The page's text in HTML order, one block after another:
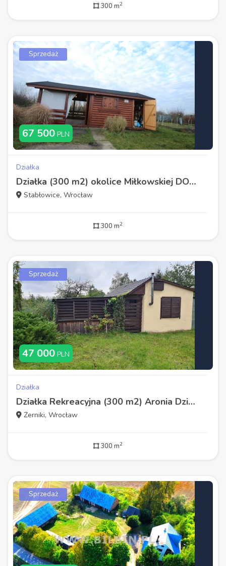
300 m2
Sprzedaż
67 500 PLN
Działka
Działka (300 m2) okolice Miłkowskiej DOMEK/BASEN/MEDIA (Wrocław)
Stabłowice, Wrocław
300 m2
Sprzedaż
47 000 PLN
Działka
Działka Rekreacyjna (300 m2) Aronia Działkowiec DOMEK (Wrocław)
Żerniki, Wrocław
300 m2
Sprzedaż